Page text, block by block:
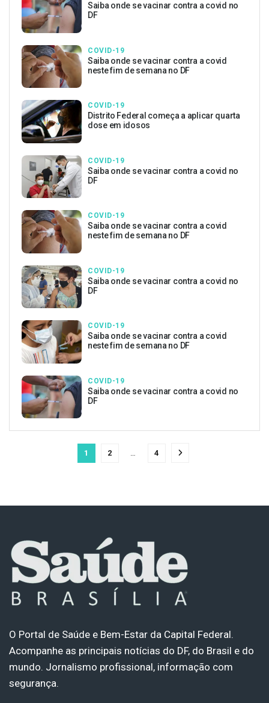
Saiba onde se vacinar contra a covid no
DF
COVID-19
Saiba onde se vacinar contra a covid
neste fim de semana no DF
COVID-19
Distrito Federal começa a aplicar quarta
dose em idosos
COVID-19
Saiba onde se vacinar contra a covid no
DF
COVID-19
Saiba onde se vacinar contra a covid
neste fim de semana no DF
COVID-19
Saiba onde se vacinar contra a covid no
DF
COVID-19
Saiba onde se vacinar contra a covid
neste fim de semana no DF
COVID-19
Saiba onde se vacinar contra a covid no
DF
1 2 … 4
O Portal de Saúde e Bem-Estar da Capital Federal.
Acompanhe as principais notícias do DF, do Brasil e do
mundo. Jornalismo profissional, informação com
segurança.